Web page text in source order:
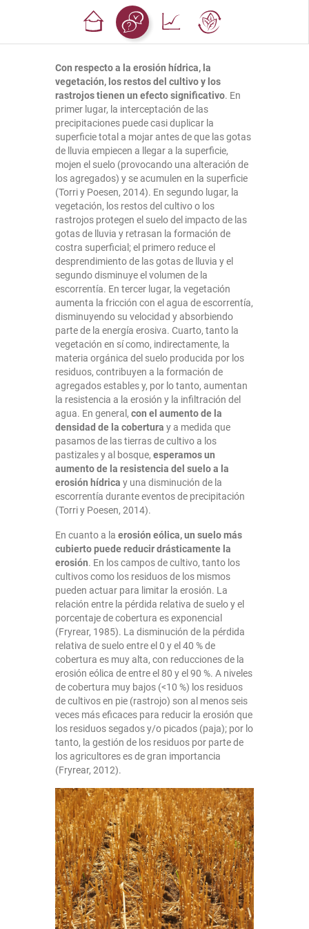
Con respecto a la erosión hídrica, la
vegetación, los restos del cultivo y los
rastrojos tienen un efecto significativo. En
primer lugar, la interceptación de las
precipitaciones puede casi duplicar la
superficie total a mojar antes de que las gotas
de lluvia empiecen a llegar a la superficie,
mojen el suelo (provocando una alteración de
los agregados) y se acumulen en la superficie
(Torri y Poesen, 2014). En segundo lugar, la
vegetación, los restos del cultivo o los
rastrojos protegen el suelo del impacto de las
gotas de lluvia y retrasan la formación de
costra superficial; el primero reduce el
desprendimiento de las gotas de lluvia y el
segundo disminuye el volumen de la
escorrentía. En tercer lugar, la vegetación
aumenta la fricción con el agua de escorrentía,
disminuyendo su velocidad y absorbiendo
parte de la energía erosiva. Cuarto, tanto la
vegetación en sí como, indirectamente, la
materia orgánica del suelo producida por los
residuos, contribuyen a la formación de
agregados estables y, por lo tanto, aumentan
la resistencia a la erosión y la infiltración del
agua. En general, con el aumento de la
densidad de la cobertura y a medida que
pasamos de las tierras de cultivo a los
pastizales y al bosque, esperamos un
aumento de la resistencia del suelo a la
erosión hídrica y una disminución de la
escorrentía durante eventos de precipitación
(Torri y Poesen, 2014).
En cuanto a la erosión eólica, un suelo más
cubierto puede reducir drásticamente la
erosión. En los campos de cultivo, tanto los
cultivos como los residuos de los mismos
pueden actuar para limitar la erosión. La
relación entre la pérdida relativa de suelo y el
porcentaje de cobertura es exponencial
(Fryrear, 1985). La disminución de la pérdida
relativa de suelo entre el 0 y el 40 % de
cobertura es muy alta, con reducciones de la
erosión eólica de entre el 80 y el 90 %. A niveles
de cobertura muy bajos (<10 %) los residuos
de cultivos en pie (rastrojo) son al menos seis
veces más eficaces para reducir la erosión que
los residuos segados y/o picados (paja); por lo
tanto, la gestión de los residuos por parte de
los agricultores es de gran importancia
(Fryrear, 2012).